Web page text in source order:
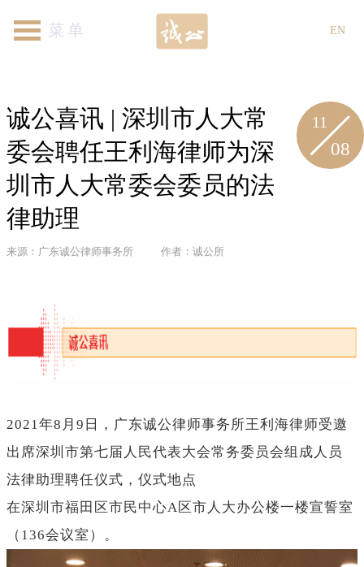
首页
关于我们
律师团队
专业领域
新闻资讯
各地机构
加入我们
联系我们 EN
诚公喜讯 | 深圳市人大常
委会聘任王利海律师为深
圳市人大常委会委员的法
律助理
来源：广东诚公律师事务所 作者：诚公所
11
08
2021年8月9日，广东诚公律师事务所王利海律师受邀
出席深圳市第七届人民代表大会常务委员会组成人员
法律助理聘任仪式，仪式地点
在深圳市福田区市民中心A区市人大办公楼一楼宣誓室
（136会议室）。